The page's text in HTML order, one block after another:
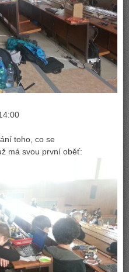
toho, co se
má svou první oběť: